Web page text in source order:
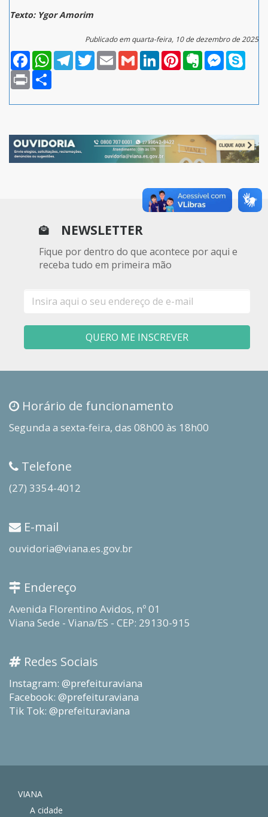
Texto: Ygor Amorim
Publicado em quarta-feira, 10 de dezembro de 2025
FacebookWhatsAppTelegramTwitterEmail Gmail LinkedInPinterestEvernoteMessenger
Print
NEWSLETTER
Fique por dentro do que acontece por aqui e
receba tudo em primeira mão
mail
QUERO ME INSCREVER
Horário de funcionamento
Segunda a sexta-feira, das 08h00 às 18h00
Telefone
(27) 3354-4012
E-mail
ouvidoria@viana.es.gov.br
Endereço
Avenida Florentino Avidos, nº 01
Viana Sede - Viana/ES - CEP: 29130-915
Redes Sociais
Instagram: @prefeituraviana
Facebook: @prefeituraviana
Tik Tok: @prefeituraviana
VIANA
A cidade